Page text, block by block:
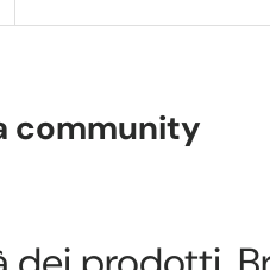
community